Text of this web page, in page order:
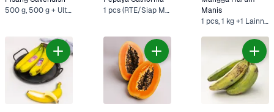
500 g, 500 g + Ultra Minuman Sari Kacang Hijau 250 ml +4 Lainnya
1 pcs (RTE/Siap Makan), 1 pcs +1 Lainnya
Manis
1 pcs, 1 kg +1 Lainnya